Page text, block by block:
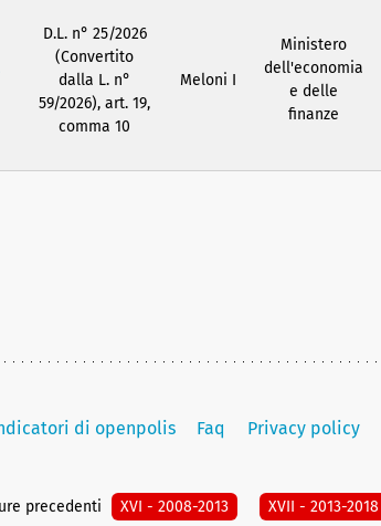
D.L. n° 25/2026
(Convertito
dalla L. n°
59/2026), art. 19,
comma 10
Meloni I
Ministero
dell'economia
e delle
finanze
di openpolis Faq Privacy policy
precedenti XVI - 2008-2013 XVII - 2013-2018